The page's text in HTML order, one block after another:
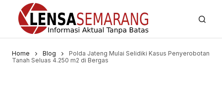
Home Blog
Polda Jateng Mulai Selidiki Kasus Penyerobotan
Tanah Seluas 4.250 m2 di Bergas